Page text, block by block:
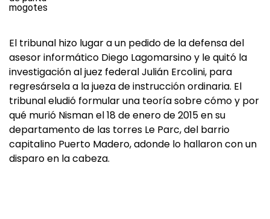
El tribunal hizo lugar a un pedido de la defensa del
asesor informático Diego Lagomarsino y le quitó la
investigación al juez federal Julián Ercolini, para
regresársela a la jueza de instrucción ordinaria. El
tribunal eludió formular una teoría sobre cómo y por
qué murió Nisman el 18 de enero de 2015 en su
departamento de las torres Le Parc, del barrio
capitalino Puerto Madero, adonde lo hallaron con un
disparo en la cabeza.